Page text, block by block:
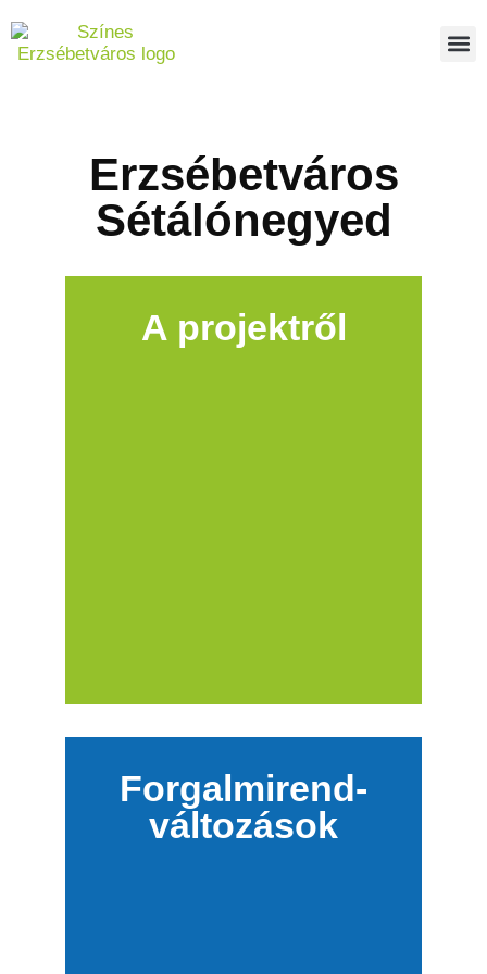
Erzsébetváros
Sétálónegyed
A projektről
Forgalmirend-
változások